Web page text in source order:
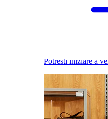
Potresti iniziare a